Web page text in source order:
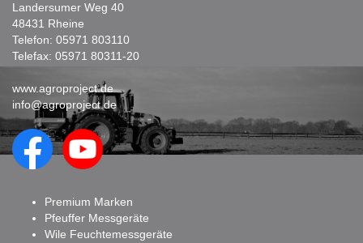
Landersumer Weg 40
48431 Rheine
Telefon: 05971 803110
Telefax: 05971 80311-20
www.agroproject.de
info@agroproject.de
Premium Marken
Pfeuffer Messgeräte
Wile Feuchtemessgeräte